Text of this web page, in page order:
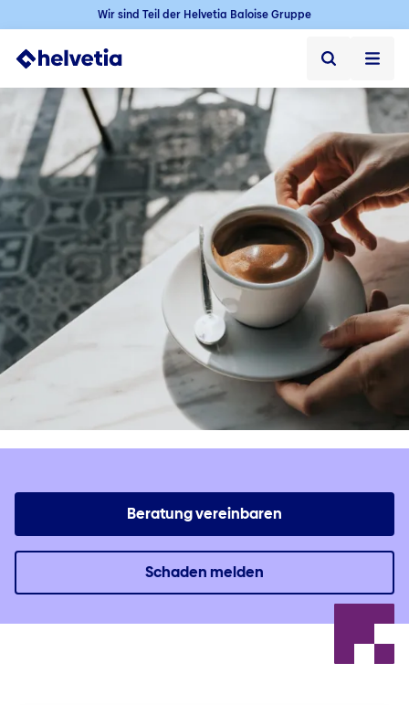
Wir sind Teil der Helvetia Baloise Gruppe
Privatkunden
Firmenkunden
Vertriebspartner
Unternehmen
Kontakt & Service
Jobs
Beratung vereinbaren
Schaden melden